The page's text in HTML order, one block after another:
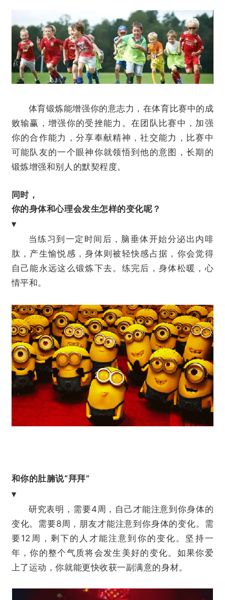
体育锻炼能增强你的意志力，在体育比赛中的成
败输赢，增强你的受挫能力。在团队比赛中，加强
你的合作能力，分享奉献精神，社交能力，比赛中
可能队友的一个眼神你就领悟到他的意图，长期的
锻炼增强和别人的默契程度。
同时，
你的身体和心理会发生怎样的变化呢？
▾
当练习到一定时间后，脑垂体开始分泌出内啡
肽，产生愉悦感，身体则被轻快感占据，你会觉得
自己能永远这么锻炼下去。练完后，身体松暖，心
情平和。
和你的肚腩说“拜拜”
▾
研究表明，需要4周，自己才能注意到你身体的
变化。需要8周，朋友才能注意到你身体的变化。需
要12周，剩下的人才能注意到你的变化。坚持一
年，你的整个气质将会发生美好的变化。如果你爱
上了运动，你就能更快收获一副满意的身材。